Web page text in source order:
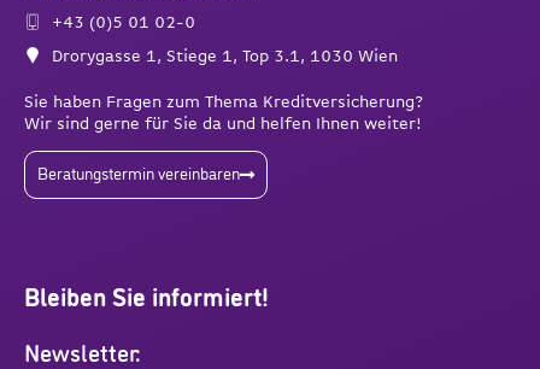
+43 (0)5 01 02-0
Drorygasse 1, Stiege 1, Top 3.1, 1030 Wien
Sie haben Fragen zum Thema Kreditversicherung?
Wir sind gerne für Sie da und helfen Ihnen weiter!
Beratungstermin vereinbaren
Bleiben Sie informiert!
Newsletter: